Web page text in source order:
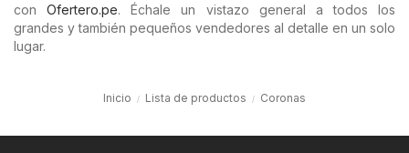
conOfertero.pe. Échale un vistazo general a todos los
grandes y también pequeños vendedores al detalle en un solo
lugar.
Inicio Lista de productos Coronas